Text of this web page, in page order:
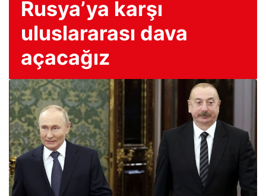
Rusya’ya karşı
uluslararası dava
açacağız